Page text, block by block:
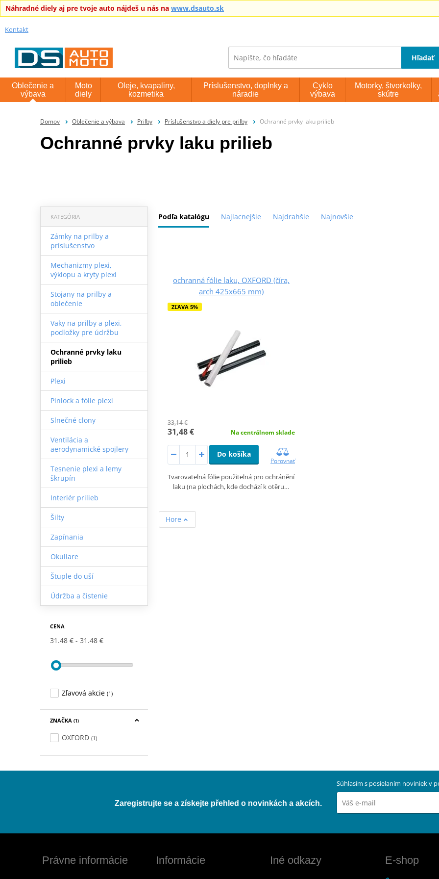
Náhradné diely aj pre tvoje auto nájdeš u nás na www.dsauto.sk
Kontakt
Hľadať
Oblečenie a
výbava
Moto
diely
Oleje, kvapaliny,
kozmetika
Príslušenstvo, doplnky a
náradie
Cyklo
výbava
Motorky, štvorkolky,
skútre
Domov Oblečenie a výbava Prilby Príslušenstvo a diely pre prilby Ochranné prvky laku prilieb
Ochranné prvky laku prilieb
Podľa katalógu Najlacnejšie Najdrahšie Najnovšie
KATEGÓRIA
Zámky na prilby a
príslušenstvo
Mechanizmy plexi,
výklopu a kryty plexi
Stojany na prilby a
oblečenie
Vaky na prilby a plexi,
podložky pre údržbu
Ochranné prvky laku
prilieb
Plexi
Pinlock a fólie plexi
Slnečné clony
Ventilácia a
aerodynamické spojlery
Tesnenie plexi a lemy
škrupín
Interiér prilieb
Šilty
Zapínania
Okuliare
Štuple do uší
Údržba a čistenie
CENA
31.48 € 31.48 €
Zľavová akcie (1)
ZNAČKA (1)
OXFORD (1)
ochranná fólie laku, OXFORD (číra,
arch 425x665 mm)
ZĽAVA 5%
33,14 €
31,48 € Na centrálnom sklade
Do košíka
Porovnať
Tvarovatelná fólie použitelná pro ochránění
laku (na plochách, kde dochází k otěru…
Hore
Zaregistrujte se a získejte přehled o novinkách a akcích.
Súhlasím s posielaním noviniek v
Právne informácie Informácie Iné odkazy E-shop